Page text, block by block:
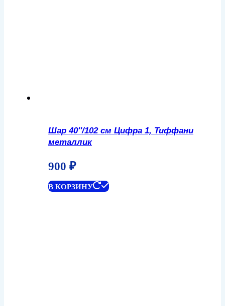
Шар 40″/102 см Цифра 1, Тиффани
металлик
900 ₽
В КОРЗИНУ